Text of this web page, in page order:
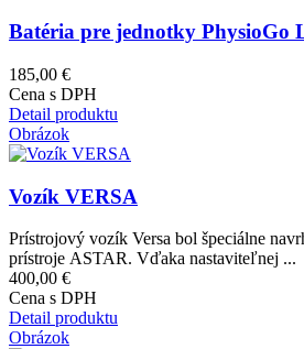
Batéria pre jednotky PhysioGo
185,00 €
Cena s DPH
Detail produktu
Obrázok
Vozík VERSA
Prístrojový vozík Versa bol špeciálne
prístroje ASTAR. Vďaka nastaviteľnej ...
400,00 €
Cena s DPH
Detail produktu
Obrázok